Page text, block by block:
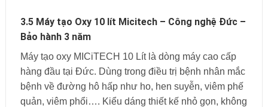
3.5 Máy tạo Oxy 10 lít Micitech – Công nghệ Đức –
Bảo hành 3 năm
Máy tạo oxy MICiTECH 10 Lít là dòng máy cao cấp
hàng đầu tại Đức. Dùng trong điều trị bệnh nhân mắc
bệnh về đường hô hấp như ho, hen suyễn, viêm phế
quản, viêm phổi…. Kiểu dáng thiết kế nhỏ gọn, không